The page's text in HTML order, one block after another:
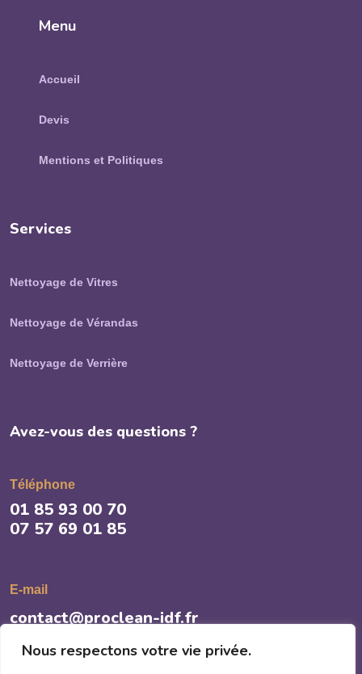
Nous respectons votre vie privée.
Menu
Accueil
Devis
Mentions et Politiques
Services
Nettoyage de Vitres
Nettoyage de Vérandas
Nettoyage de Verrière
Avez-vous des questions ?
Téléphone
01 85 93 00 70
07 57 69 01 85
E-mail
contact@proclean-idf.fr